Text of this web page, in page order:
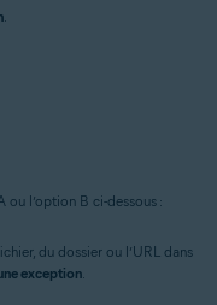
.
l’option B ci-dessous :
du dossier ou l’URL dans
exception.